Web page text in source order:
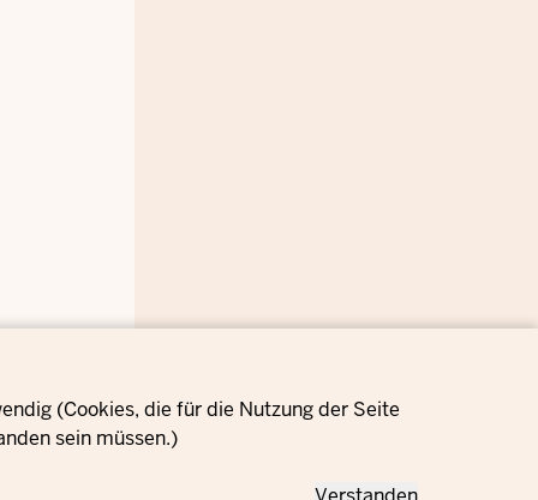
(Cookies, die für die Nutzung der Seite
sein müssen.)